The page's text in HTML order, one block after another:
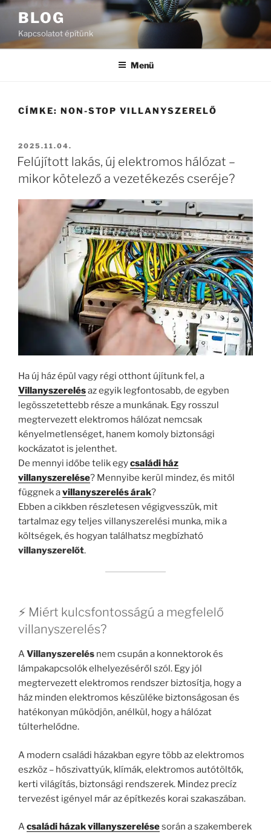
Tartalomhoz
BLOG
Kapcsolatot építünk
Menü
CÍMKE: NON-STOP VILLANYSZERELŐ
BEKÜLDVE:
2025.11.04.
Felújított lakás, új elektromos hálózat –
mikor kötelező a vezetékezés cseréje?
Ha új ház épül vagy régi otthont újítunk fel, a
Villanyszerelésaz egyik legfontosabb, de egyben
legösszetettebb része a munkának. Egy rosszul
megtervezett elektromos hálózat nemcsak
kényelmetlenséget, hanem komoly biztonsági
kockázatot is jelenthet.
De mennyi időbe telik egycsaládi ház
villanyszerelése? Mennyibe kerül mindez, és mitől
függnek avillanyszerelés árak?
Ebben a cikkben részletesen végigvesszük, mit
tartalmaz egy teljes villanyszerelési munka, mik a
költségek, és hogyan találhatsz megbízható
villanyszerelőt.
⚡ Miért kulcsfontosságú a megfelelő
villanyszerelés?
AVillanyszerelés nem csupán a konnektorok és
lámpakapcsolók elhelyezéséről szól. Egy jól
megtervezett elektromos rendszer biztosítja, hogy a
ház minden elektromos készüléke biztonságosan és
hatékonyan működjön, anélkül, hogy a hálózat
túlterhelődne.
A modern családi házakban egyre több az elektromos
eszköz – hőszivattyúk, klímák, elektromos autótöltők,
kerti világítás, biztonsági rendszerek. Mindez precíz
tervezést igényel már az építkezés korai szakaszában.
Acsaládi házak villanyszerelésesorán a szakemberek